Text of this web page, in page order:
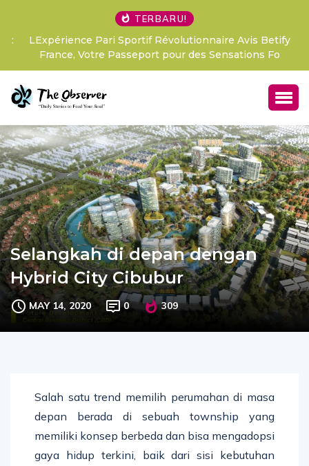
TERBARU!
LExpérience Pari Sportif Révolutionnaire Avis Betify
France, Votre Passeport pour des Sensations Fo
Selangkah di depan dengan
Hybrid City Cibubur
MAY 14, 2020 0 309
Salah satu trend memilih perumahan di masa
depan berada di sebuah township yang
memiliki konsep berbeda dan bisa mengadopsi
gaya hidup terkini, baik dari sisi kebutuhan